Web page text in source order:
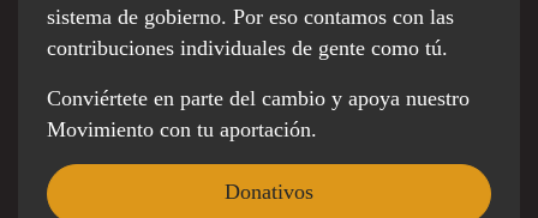
sistema de gobierno. Por eso contamos con las
contribuciones individuales de gente como tú.
Conviértete en parte del cambio y apoya nuestro
Movimiento con tu aportación.
Donativos